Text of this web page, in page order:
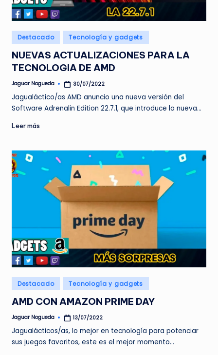
e
d
aPublicado
en
Destacado Tecnología y gadgets
NUEVAS ACTUALIZACIONES PARA LA
TECNOLOGIA DE AMD
Publicado
Jaguar Nogueda 30/07/2022
Jagualáctico/as AMD anuncio una nueva versión del
Software Adrenalin Edition 22.7.1, que introduce la nueva…
Leer más
Publicado
en
Destacado Tecnología y gadgets
AMD CON AMAZON PRIME DAY
Publicado
Jaguar Nogueda 13/07/2022
Jagualácticos/as, lo mejor en tecnología para potenciar
sus juegos favoritos, este es el mejor momento…